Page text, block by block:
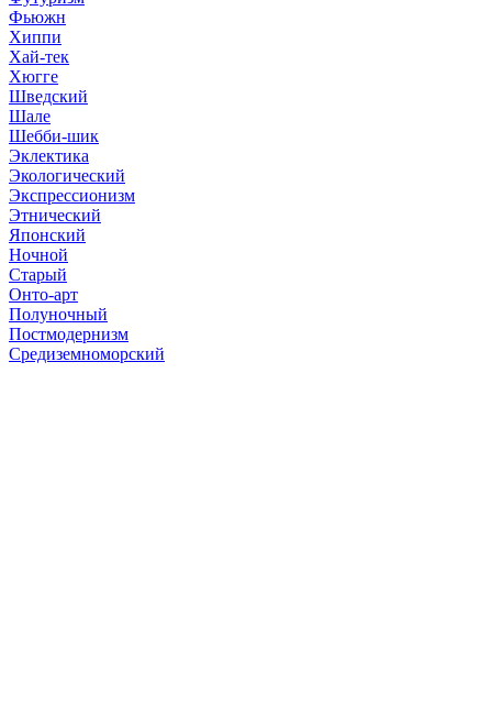
Фьюжн
Хиппи
Хай-тек
Хюгге
Шведский
Шале
Шебби-шик
Эклектика
Экологический
Экспрессионизм
Этнический
Японский
Ночной
Старый
Онто-арт
Полуночный
Постмодернизм
Средиземноморский